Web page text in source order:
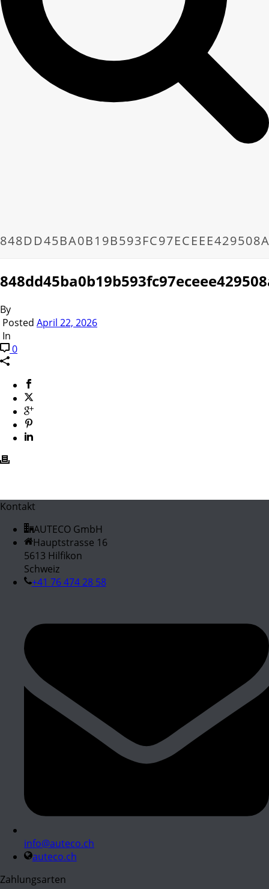
By
Posted April 22, 2026
In
0
Kontakt
AUTECO GmbH
Hauptstrasse 16
5613 Hilfikon
Schweiz
+41 76 474 28 58
info@auteco.ch
auteco.ch
Zahlungsarten